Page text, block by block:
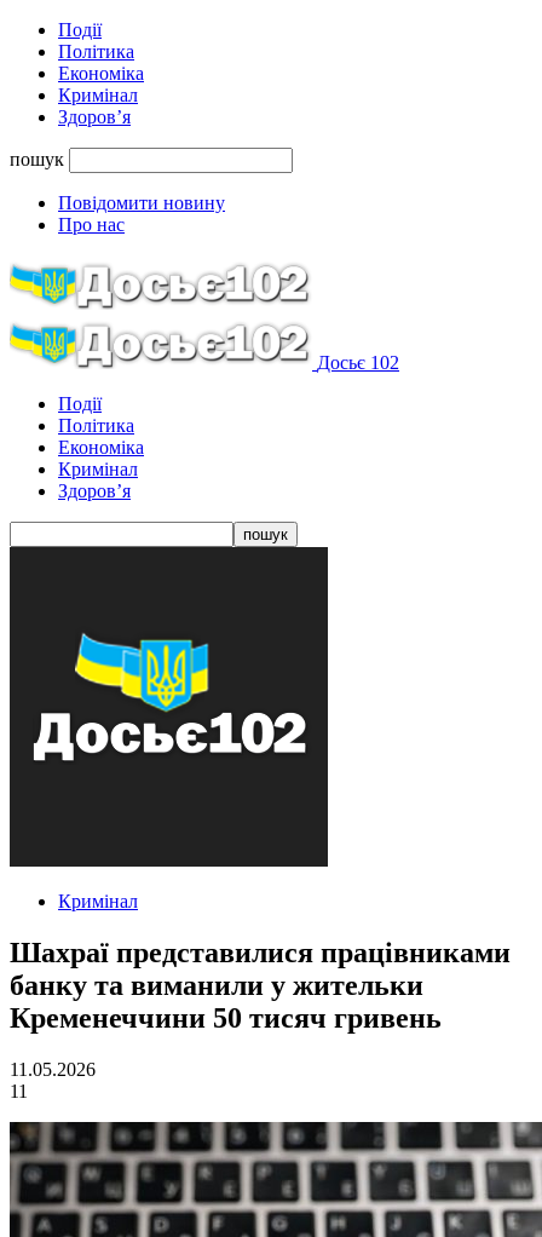
Події
Політика
Економіка
Кримінал
Здоров’я
пошук
Повідомити новину
Про нас
Досьє 102
Події
Політика
Економіка
Кримінал
Здоров’я
Кримінал
Шахраї представилися працівниками
банку та виманили у жительки
Кременеччини 50 тисяч гривень
11.05.2026
11